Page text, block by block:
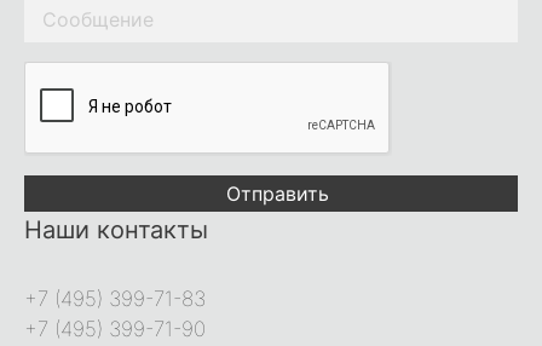
Наши контакты
+7 (495) 399-71-83
+7 (495) 399-71-90
Отправить